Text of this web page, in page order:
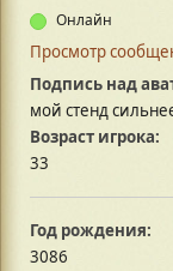
Онлайн
Просмотр
Подпись над
мой стенд
Возраст игрока:
33
Год рождения:
3086